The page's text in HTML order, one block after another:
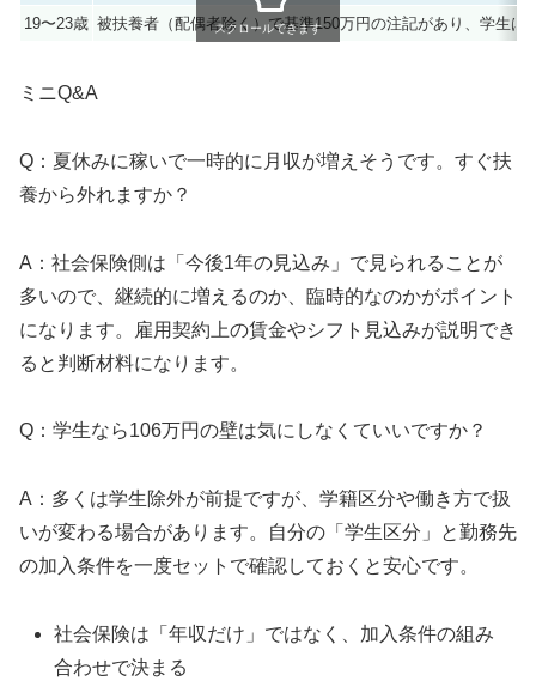
19〜23歳 被扶養者（配偶者除く）で基準150万円の注記があり、学生は
スクロールできます
ミニQ&A
Q：夏休みに稼いで一時的に月収が増えそうです。すぐ扶
養から外れますか？
A：社会保険側は「今後1年の見込み」で見られることが
多いので、継続的に増えるのか、臨時的なのかがポイント
になります。雇用契約上の賃金やシフト見込みが説明でき
ると判断材料になります。
Q：学生なら106万円の壁は気にしなくていいですか？
A：多くは学生除外が前提ですが、学籍区分や働き方で扱
いが変わる場合があります。自分の「学生区分」と勤務先
の加入条件を一度セットで確認しておくと安心です。
社会保険は「年収だけ」ではなく、加入条件の組み
合わせで決まる